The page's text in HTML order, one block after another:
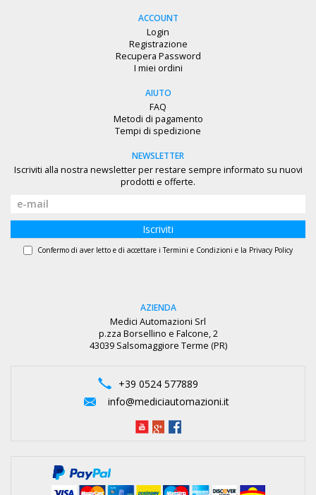
ACCOUNT
Login
Registrazione
Recupera Password
I miei ordini
AIUTO
FAQ
Metodi di pagamento
Tempi di spedizione
NEWSLETTER
Iscriviti alla nostra newsletter per restare sempre informato su nuovi
prodotti e offerte.
Iscriviti
Confermo di aver letto e di accettare iTermini e Condizioni e la Privacy Policy
AZIENDA
Medici Automazioni Srl
p.zza Borsellino e Falcone, 2
43039 Salsomaggiore Terme (PR)
+39 0524 577889
info@mediciautomazioni.it